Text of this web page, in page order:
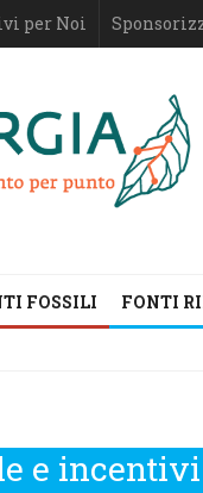
per Noi
FOSSILI FONTI
e